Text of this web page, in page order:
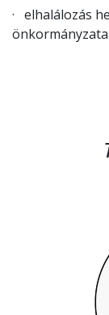
· elhalálozás
önkormányzata